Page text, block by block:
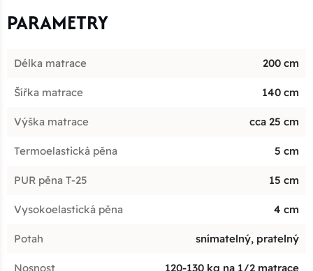
PARAMETRY
Délka matrace 200 cm
Šířka matrace 140 cm
Výška matrace cca 25 cm
Termoelastická pěna 5 cm
PUR pěna T-25 15 cm
Vysokoelastická pěna 4 cm
Potah snímatelný, pratelný
Nosnost 120-130 kg na 1/2 matrace